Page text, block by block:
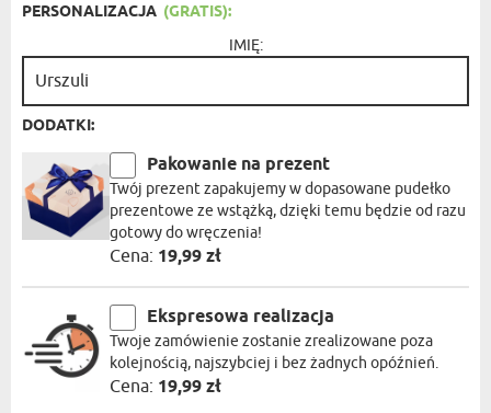
PERSONALIZACJA (GRATIS):
IMIĘ:
DODATKI:
Pakowanie na prezent
Twój prezent zapakujemy w dopasowane pudełko
prezentowe ze wstążką, dzięki temu będzie od razu
gotowy do wręczenia!
Cena: 19,99 zł
Ekspresowa realizacja
Twoje zamówienie zostanie zrealizowane poza
kolejnością, najszybciej i bez żadnych opóźnień.
Cena: 19,99 zł